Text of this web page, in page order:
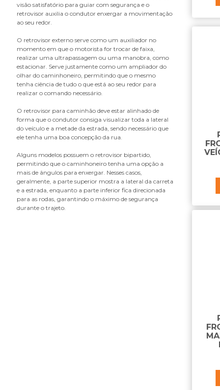
bomba de cabine
borracha do tubo do suporte
paralama
botão da trava do volante
braço de retrovisor
braco retrovisor
C
cabo da coluna de direção
cabo para bagageiro
caixa de cozinha
caixa de ferramentas
caixa de som
caixa do estribo
caixa gerador
calço para carretas
calha da porta
calota
visão satisfatório para guiar com segurança e o
retrovisor auxilia o condutor enxergar a movimentação
ao seu redor.
O retrovisor externo serve como um auxiliador no
momento em que o motorista for trocar de faixa,
realizar uma ultrapassagem ou uma manobra, como
estacionar. Serve justamente como um ampliador do
olhar do caminhoneiro, permitindo que o mesmo
tenha ciência de tudo o que está ao seu redor para
realizar o comando necessário.
O retrovisor para caminhão deve estar alinhado de
forma que o condutor consiga visualizar toda a lateral
do veículo e a metade da estrada, sendo necessário que
ele tenha uma boa concepção da rua.
Alguns modelos possuem o retrovisor bipartido,
permitindo que o caminhoneiro tenha uma opção a
mais de ângulos para enxergar. Nesses casos,
geralmente, a parte superior mostra a lateral da carreta
e a estrada, enquanto a parte inferior fica direcionada
para as rodas, garantindo o máximo de segurança
durante o trajeto.